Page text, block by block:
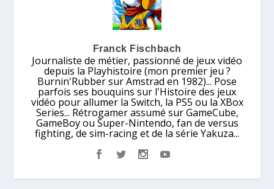
Franck Fischbach
Journaliste de métier, passionné de jeux vidéo
depuis la Playhistoire (mon premier jeu ?
Burnin'Rubber sur Amstrad en 1982)... Pose
parfois ses bouquins sur l'Histoire des jeux
vidéo pour allumer la Switch, la PS5 ou la XBox
Series... Rétrogamer assumé sur GameCube,
GameBoy ou Super-Nintendo, fan de versus
fighting, de sim-racing et de la série Yakuza...